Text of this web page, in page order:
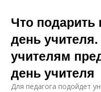
Что
день
учителям
день учителя
Для педагога подойдет